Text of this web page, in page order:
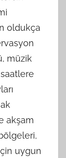
oldukça
müzik
akşam
uygun